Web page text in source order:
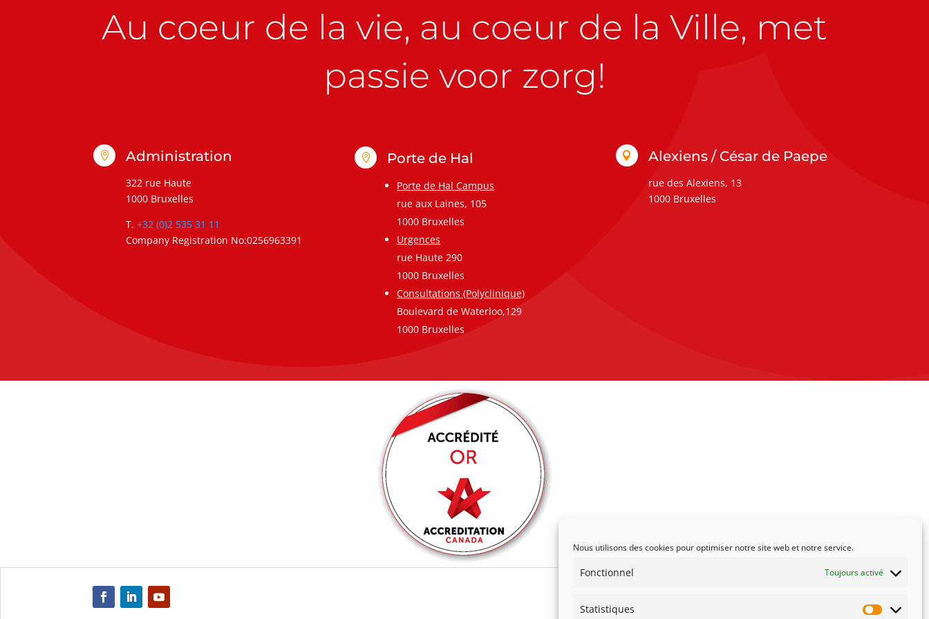
Nous utilisons des cookies pour optimiser notre site web et notre service.
Fonctionnel Toujours activé
Statistiques
Au coeur de la vie, au coeur de la Ville, met
passie voor zorg!
 Administration
322 rue Haute
1000 Bruxelles
T. +32 (0)2 535 31 11
Company Registration No:0256963391
 Porte de Hal
Porte de Hal Campus
rue aux Laines, 105
1000 Bruxelles
Urgences
rue Haute 290
1000 Bruxelles
Consultations (Polyclinique)
Boulevard de Waterloo,129
1000 Bruxelles
 Alexiens / César de Paepe
rue des Alexiens, 13
1000 Bruxelles